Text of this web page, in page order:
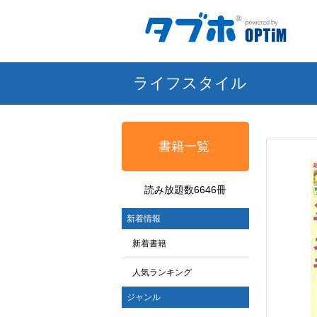
ライフスタイル
書籍一覧
読み放題数6646冊
新着情報
新着書籍
人気ランキング
ジャンル